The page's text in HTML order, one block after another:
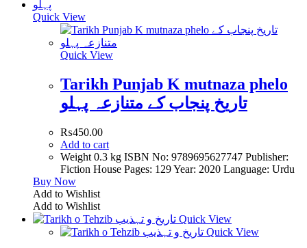
Quick View
Quick View
Tarikh Punjab K mutnaza phelo
تاریخ پنجاب کے متنازعہ پہلو
₨450.00
Add to cart
Weight 0.3 kg ISBN No: 9789695627747 Publisher:
Fiction House Pages: 129 Year: 2020 Language: Urdu
Buy Now
Add to Wishlist
Add to Wishlist
Quick View
Quick View